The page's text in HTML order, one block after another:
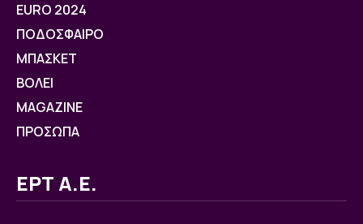
EURO 2024
ΠΟΔΟΣΦΑΙΡΟ
ΜΠΑΣΚΕΤ
ΒOΛΕΙ
MAGAZINE
ΠΡΟΣΩΠΑ
ΕΡΤ Α.Ε.